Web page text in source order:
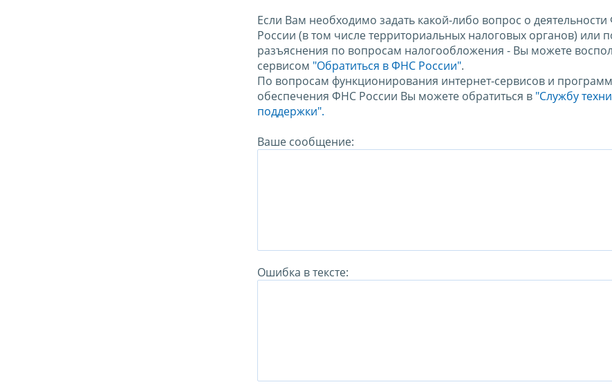
Если Вам необходимо задать какой-либо вопрос о
России (в том числе территориальных налоговых органов) или
разъяснения по вопросам налогообложения - Вы можете
сервисом "Обратиться в ФНС России".
По вопросам функционирования интернет-сервисов и
обеспечения ФНС России Вы можете обратиться в "Службу
поддержки".
Ваше сообщение:
Ошибка в тексте: